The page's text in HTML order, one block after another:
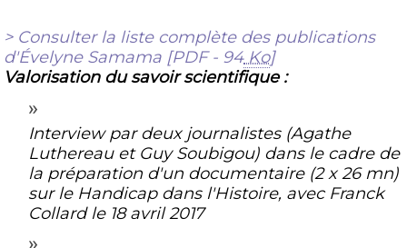
> Consulter la liste complète des publications
d'Évelyne Samama [PDF - 94Ko]
Valorisation du savoir scientifique :
Interview par deux journalistes (Agathe
Luthereau et Guy Soubigou) dans le cadre de
la préparation d'un documentaire (2 x 26 mn)
sur le Handicap dans l'Histoire, avec Franck
Collard le 18 avril 2017